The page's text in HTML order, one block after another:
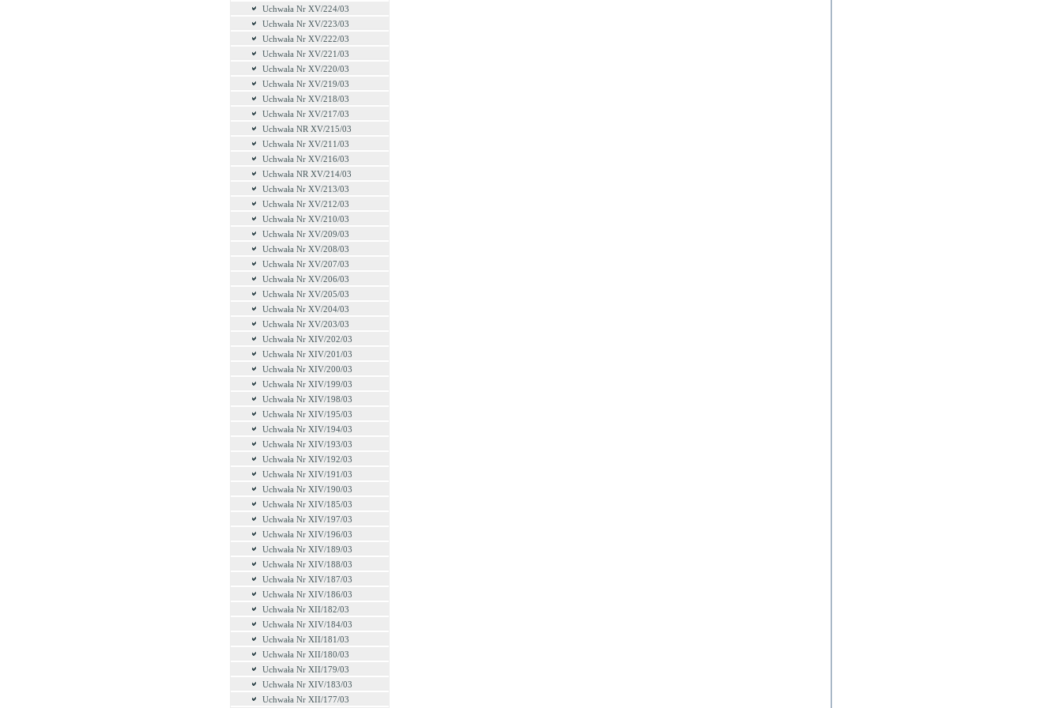
Uchwała Nr XV/224/03
Uchwała Nr XV/223/03
Uchwała Nr XV/222/03
Uchwała Nr XV/221/03
Uchwala Nr XV/220/03
Uchwała Nr XV/219/03
Uchwała Nr XV/218/03
Uchwała Nr XV/217/03
Uchwała NR XV/215/03
Uchwała Nr XV/211/03
Uchwała Nr XV/216/03
Uchwała NR XV/214/03
Uchwała Nr XV/213/03
Uchwała Nr XV/212/03
Uchwała Nr XV/210/03
Uchwała Nr XV/209/03
Uchwała Nr XV/208/03
Uchwała Nr XV/207/03
Uchwała Nr XV/206/03
Uchwała Nr XV/205/03
Uchwała Nr XV/204/03
Uchwała Nr XV/203/03
Uchwała Nr XIV/202/03
Uchwała Nr XIV/201/03
Uchwała Nr XIV/200/03
Uchwała Nr XIV/199/03
Uchwała Nr XIV/198/03
Uchwała Nr XIV/195/03
Uchwała Nr XIV/194/03
Uchwała Nr XIV/193/03
Uchwała Nr XIV/192/03
Uchwała Nr XIV/191/03
Uchwała Nr XIV/190/03
Uchwała Nr XIV/185/03
Uchwała Nr XIV/197/03
Uchwała Nr XIV/196/03
Uchwała Nr XIV/189/03
Uchwała Nr XIV/188/03
Uchwała Nr XIV/187/03
Uchwała Nr XIV/186/03
Uchwała Nr XII/182/03
Uchwała Nr XIV/184/03
Uchwała Nr XII/181/03
Uchwała Nr XII/180/03
Uchwała Nr XII/179/03
Uchwała Nr XIV/183/03
Uchwała Nr XII/177/03